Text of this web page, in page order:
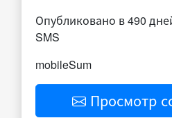
Опубликовано в 490
SMS
mobileSum
Просмотр